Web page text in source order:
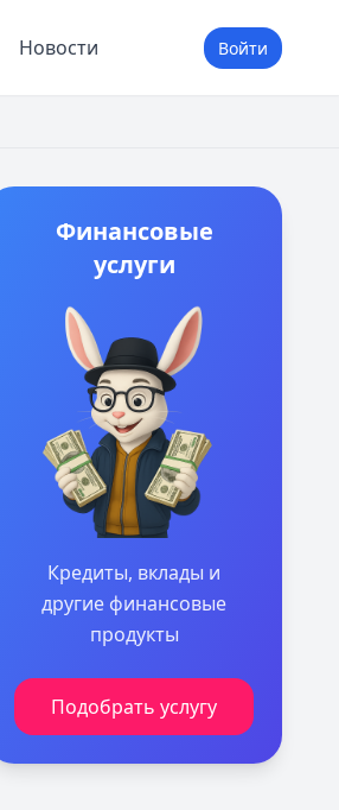
Новости Войти
Финансовые
услуги
Кредиты, вклады и
другие финансовые
продукты
Подобрать услугу